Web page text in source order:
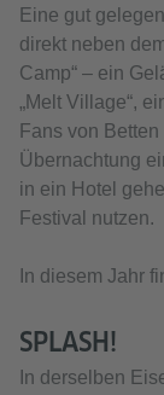
Eine gut
direkt neben
Camp“ – ein
„Melt Village“,
Fans von
Übernachtung
in ein Hotel
Festival nutzen.
In diesem Jahr
SPLASH!
In derselben